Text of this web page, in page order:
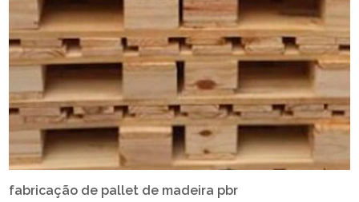
fabricação de pallet de madeira pbr